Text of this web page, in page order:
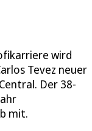
wird
Tevez neuer
Der 38-
mit.